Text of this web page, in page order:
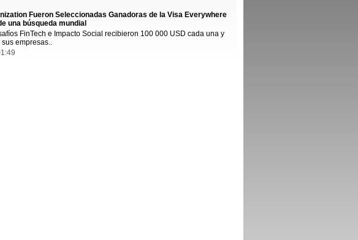
Fueron Seleccionadas Ganadoras de la Visa Everywhere
una búsqueda mundial
FinTech e Impacto Social recibieron 100 000 USD cada una y
empresas..